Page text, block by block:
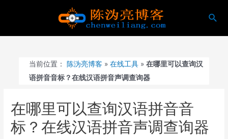
搜
当前位置： 陈沩亮博客 »在线工具 »在哪里可以查询汉
语拼音音标？在线汉语拼音声调查询器
在哪里可以查询汉语拼音音
标？在线汉语拼音声调查询器